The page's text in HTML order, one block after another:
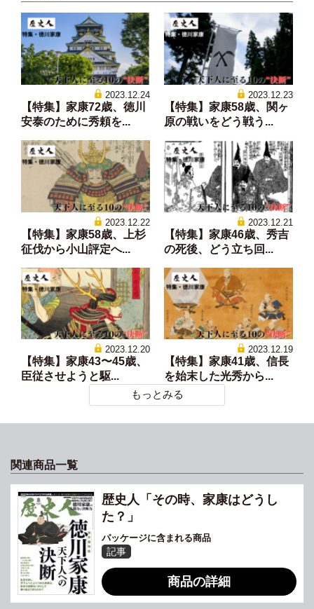
2023.12.24
【特集】家康72歳、徳川
安泰のために秀頼を...
2023.12.23
【特集】家康58歳、関ヶ
原の戦いをどう戦う...
2023.12.22
【特集】家康58歳、上杉
征伐から小山評定へ...
2023.12.21
【特集】家康46歳、秀吉
の死後、どう立ち回...
2023.12.20
【特集】家康43〜45歳、
臣従させようと駆...
2023.12.19
【特集】家康41歳、信長
を始末した光秀から...
もっとみる
関連商品一覧
歴史人「その時、家康はどうし
た？」
パッケージに含まれる商品
記事
商品の詳細